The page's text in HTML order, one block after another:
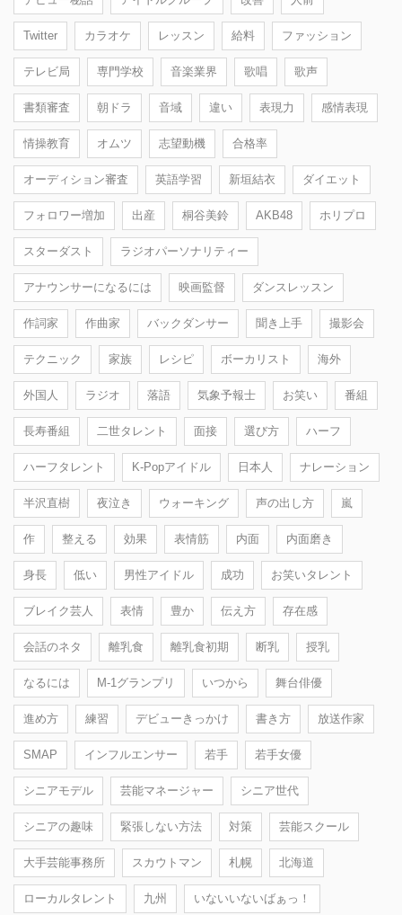
Twitter カラオケ レッスン 給料 ファッション
テレビ局 専門学校 音楽業界 歌唱 歌声
書類審査 朝ドラ 音域 違い 表現力 感情表現
情操教育 オムツ 志望動機 合格率
オーディション審査 英語学習 新垣結衣 ダイエット
フォロワー増加 出産 桐谷美鈴 AKB48 ホリプロ
スターダスト ラジオパーソナリティー
アナウンサーになるには 映画監督 ダンスレッスン
作詞家 作曲家 バックダンサー 聞き上手 撮影会
テクニック 家族 レシピ ボーカリスト 海外
外国人 ラジオ 落語 気象予報士 お笑い 番組
長寿番組 二世タレント 面接 選び方 ハーフ
ハーフタレント K-Popアイドル 日本人 ナレーション
半沢直樹 夜泣き ウォーキング 声の出し方 嵐
作 整える 効果 表情筋 内面 内面磨き
身長 低い 男性アイドル 成功 お笑いタレント
ブレイク芸人 表情 豊か 伝え方 存在感
会話のネタ 離乳食 離乳食初期 断乳 授乳
なるには M-1グランプリ いつから 舞台俳優
進め方 練習 デビューきっかけ 書き方 放送作家
SMAP インフルエンサー 若手 若手女優
シニアモデル 芸能マネージャー シニア世代
シニアの趣味 緊張しない方法 対策 芸能スクール
大手芸能事務所 スカウトマン 札幌 北海道
ローカルタレント 九州 いないいないばぁっ！